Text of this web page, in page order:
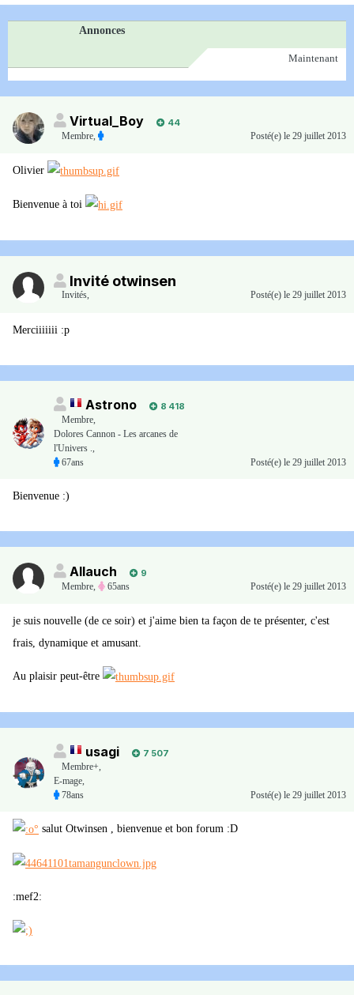
Annonces
Maintenant
Virtual_Boy
44
Membre, Posté(e) le 29 juillet 2013
Olivier
Bienvenue à toi
Invité otwinsen
Invités, Posté(e) le 29 juillet 2013
Merciiiiiii :p
Astrono
8 418
Membre,
Dolores Cannon - Les arcanes de
l'Univers .,
67ans
Posté(e) le 29 juillet 2013
Bienvenue :)
Allauch
9
Membre, 65ans Posté(e) le 29 juillet 2013
je suis nouvelle (de ce soir) et j'aime bien ta façon de te présenter, c'est
frais, dynamique et amusant.
Au plaisir peut-être
usagi
7 507
Membre+,
E-mage,
78ans
Posté(e) le 29 juillet 2013
salut Otwinsen , bienvenue et bon forum :D
:mef2: